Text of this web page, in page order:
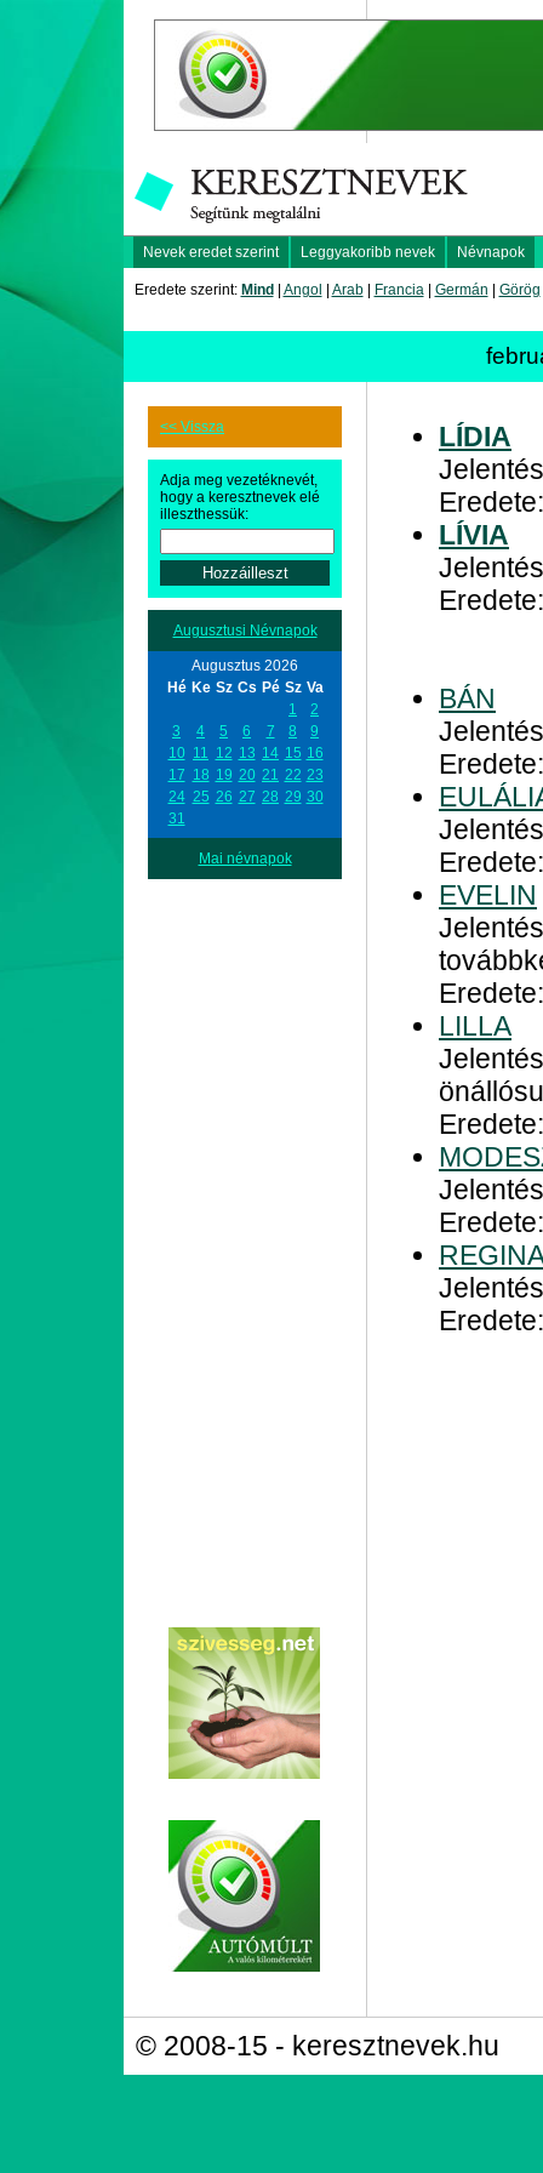
Nevek eredet szerint Leggyakoribb nevek Névnapok
Eredete szerint: Mind Angol Arab| Francia| Germán Görög
<< Vissza
Adja meg vezetéknevét,
hogy a keresztnevek elé
illeszthessük:
Augusztusi Névnapok
Augusztus 2026
Hé Ke Sz Cs Pé Sz Va
1
2
3
4 5 6 7 8
9
10 11 12 13 14 15 16
17 18 19 20 21 22 23
24 25 26 27 28 29 30
31
Mai névnapok
LÍDIA
LÍVIA
BÁN
EVELIN
LILLA
© 2008-15 - keresztnevek.hu